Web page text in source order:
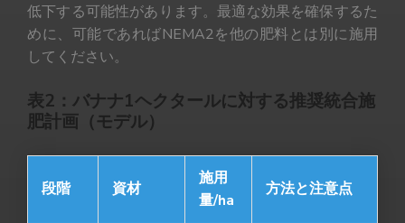
低下する可能性があります。最適な効果を確保するた
めに、可能であればNEMA2を他の肥料とは別に施用
してください。
表2：バナナ1ヘクタールに対する推奨統合施
肥計画（モデル）
段階 資材
施用
量/ha
方法と注意点